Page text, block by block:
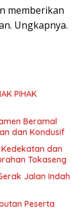
memberikan
Ungkapnya.
PIHAK
Beramal
dan Kondusif
dan
Tokaseng
Jalan Indah
Peserta